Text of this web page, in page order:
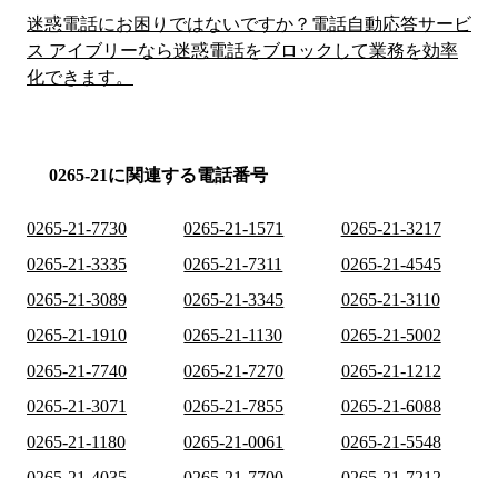
迷惑電話にお困りではないですか？電話自動応答サービ
ス アイブリーなら迷惑電話をブロックして業務を効率
化できます。
0265-21に関連する電話番号
0265-21-7730 0265-21-1571
0265-21-3217
0265-21-3335
0265-21-7311
0265-21-4545
0265-21-3089
0265-21-3345
0265-21-3110
0265-21-1910
0265-21-1130
0265-21-5002
0265-21-7740
0265-21-7270
0265-21-1212
0265-21-3071
0265-21-7855
0265-21-6088
0265-21-1180
0265-21-0061
0265-21-5548